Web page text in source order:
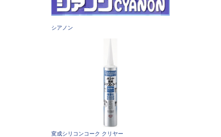
シアノン
変成シリコンコーク クリヤー